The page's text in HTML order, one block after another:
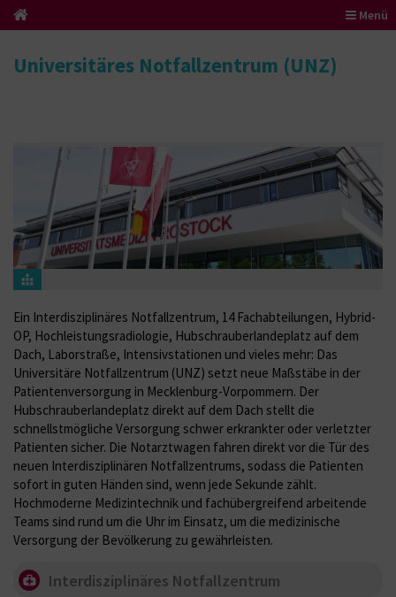
Menü
Universitäres Notfallzentrum (UNZ)
Ein Interdisziplinäres Notfallzentrum, 14 Fachabteilungen, Hybrid-
OP, Hochleistungsradiologie, Hubschrauberlandeplatz auf dem
Dach, Laborstraße, Intensivstationen und vieles mehr: Das
Universitäre Notfallzentrum (UNZ) setzt neue Maßstäbe in der
Patientenversorgung in Mecklenburg-Vorpommern. Der
Hubschrauberlandeplatz direkt auf dem Dach stellt die
schnellstmögliche Versorgung schwer erkrankter oder verletzter
Patienten sicher. Die Notarztwagen fahren direkt vor die Tür des
neuen Interdisziplinären Notfallzentrums, sodass die Patienten
sofort in guten Händen sind, wenn jede Sekunde zählt.
Hochmoderne Medizintechnik und fachübergreifend arbeitende
Teams sind rund um die Uhr im Einsatz, um die medizinische
Versorgung der Bevölkerung zu gewährleisten.
Interdisziplinäres Notfallzentrum